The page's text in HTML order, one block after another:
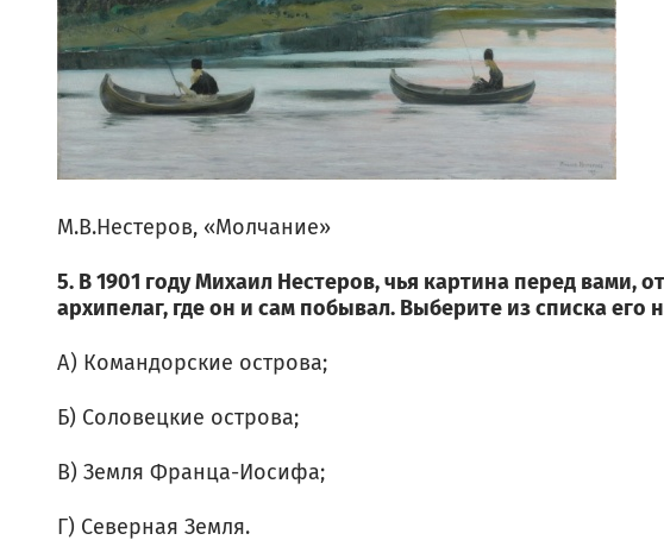
М.В.Нестеров, «Молчание»
5. В 1901 году Михаил Нестеров, чья картина перед
архипелаг, где он и сам побывал. Выберите из списка его
А) Командорские острова;
Б) Соловецкие острова;
В) Земля Франца-Иосифа;
Г) Северная Земля.